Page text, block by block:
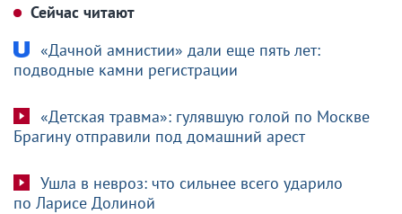
Сейчас читают
«Дачной амнистии» дали еще пять лет:
подводные камни регистрации
«Детская травма»: гулявшую голой по Москве
Брагину отправили под домашний арест
Ушла в невроз: что сильнее всего ударило
по Ларисе Долиной